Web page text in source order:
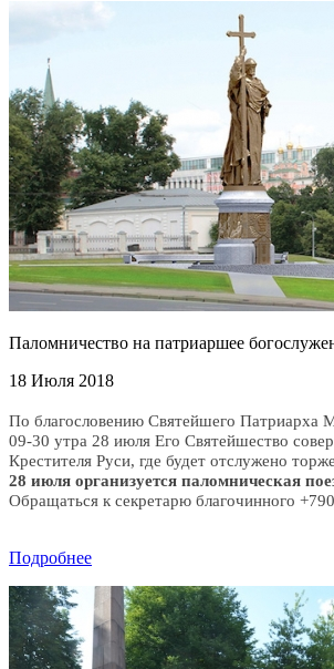
Паломничество на патриаршее
18 Июля 2018
По благословению Святейшего Патриарха
09-30 утра 28 июля Его Святейшество
Крестителя Руси, где будет отслужено
28 июля организуется паломническая
Обращаться к секретарю благочинного
Подробнее